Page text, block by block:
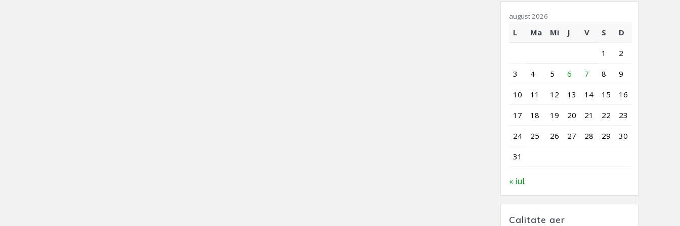
august 2026
L Ma Mi J V S D
1 2
3 4 5 6 7 8 9
10 11 12 13 14 15 16
17 18 19 20 21 22 23
24 25 26 27 28 29 30
31
« iul.
Calitate aer